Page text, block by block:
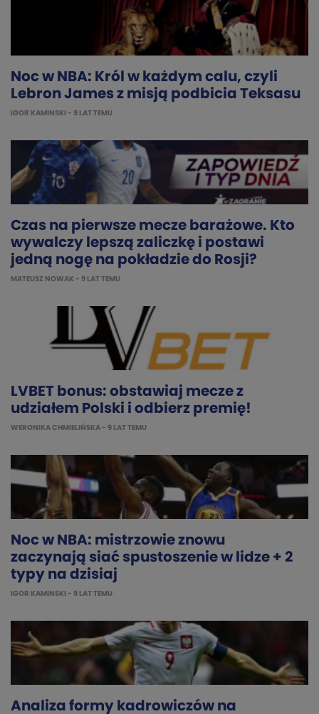
Noc w NBA: Król w każdym calu, czyli
Lebron James z misją podbicia Teksasu
IGOR KAMINSKI - 9 LAT TEMU
Czas na pierwsze mecze barażowe. Kto
wywalczy lepszą zaliczkę i postawi
jedną nogę na pokładzie do Rosji?
MATEUSZ NOWAK - 9 LAT TEMU
LVBET bonus: obstawiaj mecze z
udziałem Polski i odbierz premię!
WERONIKA CHMIELIŃSKA - 9 LAT TEMU
Noc w NBA: mistrzowie znowu
zaczynają siać spustoszenie w lidze + 2
typy na dzisiaj
IGOR KAMINSKI - 9 LAT TEMU
Analiza formy kadrowiczów na